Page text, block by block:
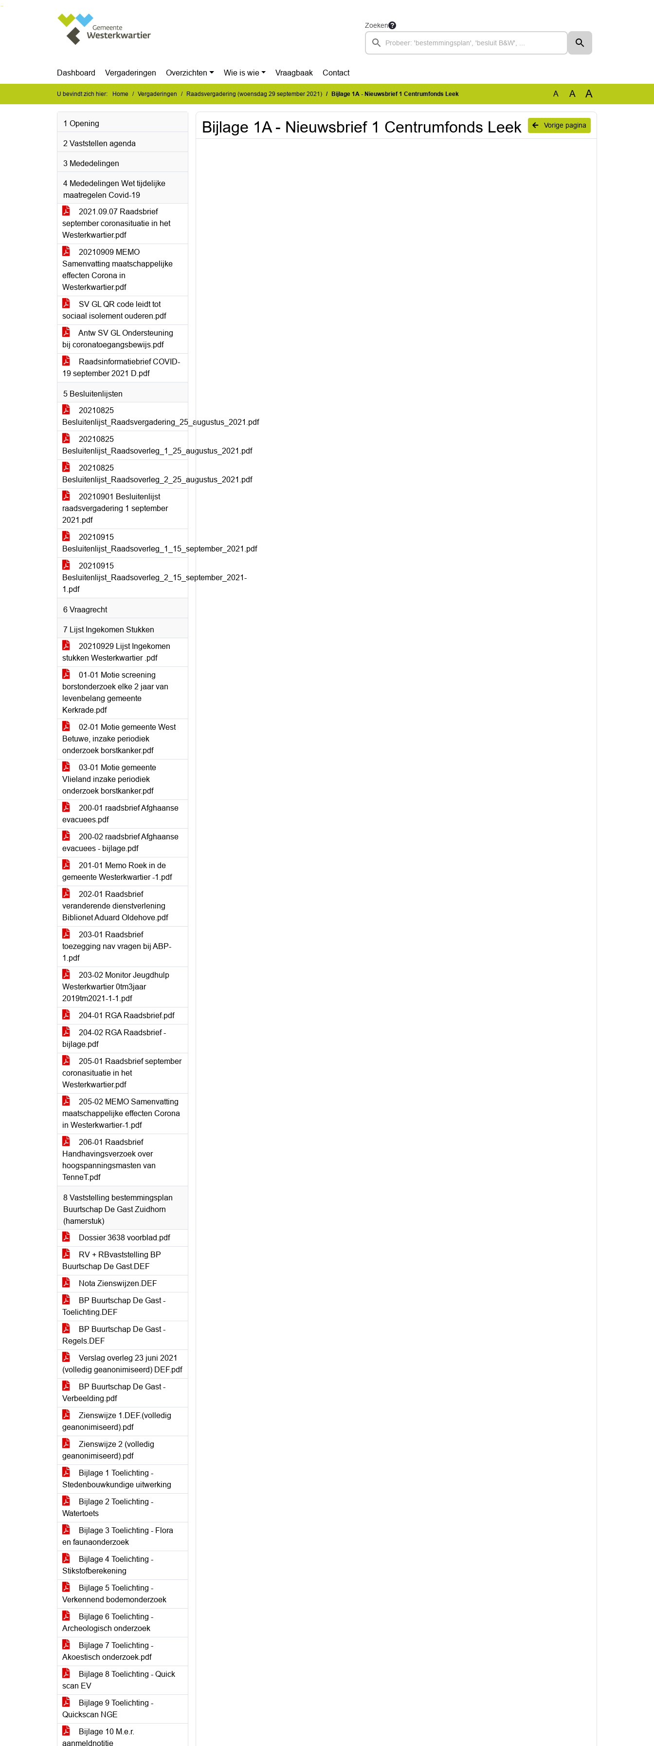
Zoeken
Dashboard Vergaderingen Overzichten Wie is wie Vraagbaak Contact
U bevindt zich hier: Home Vergaderingen Raadsvergadering (woensdag 29 september 2021) Bijlage 1A - Nieuwsbrief 1 Centrumfonds Leek A A A
1 Opening
2 Vaststellen agenda
3 Mededelingen
4 Mededelingen Wet tijdelijke
maatregelen Covid-19
2021.09.07 Raadsbrief
september coronasituatie in het
Westerkwartier.pdf
20210909 MEMO
Samenvatting maatschappelijke
effecten Corona in
Westerkwartier.pdf
SV GL QR code leidt tot
sociaal isolement ouderen.pdf
Antw SV GL Ondersteuning
bij coronatoegangsbewijs.pdf
Raadsinformatiebrief COVID-
19 september 2021 D.pdf
5 Besluitenlijsten
20210825
Besluitenlijst_Raadsvergadering_25_augustus_2021.pdf
20210825
Besluitenlijst_Raadsoverleg_1_25_augustus_2021.pdf
20210825
Besluitenlijst_Raadsoverleg_2_25_augustus_2021.pdf
20210901 Besluitenlijst
raadsvergadering 1 september
2021.pdf
20210915
Besluitenlijst_Raadsoverleg_1_15_september_2021.pdf
20210915
Besluitenlijst_Raadsoverleg_2_15_september_2021-
1.pdf
6 Vraagrecht
7 Lijst Ingekomen Stukken
20210929 Lijst Ingekomen
stukken Westerkwartier .pdf
01-01 Motie screening
borstonderzoek elke 2 jaar van
levenbelang gemeente
Kerkrade.pdf
02-01 Motie gemeente West
Betuwe, inzake periodiek
onderzoek borstkanker.pdf
03-01 Motie gemeente
Vlieland inzake periodiek
onderzoek borstkanker.pdf
200-01 raadsbrief Afghaanse
evacuees.pdf
200-02 raadsbrief Afghaanse
evacuees - bijlage.pdf
201-01 Memo Roek in de
gemeente Westerkwartier -1.pdf
202-01 Raadsbrief
veranderende dienstverlening
Biblionet Aduard Oldehove.pdf
203-01 Raadsbrief
toezegging nav vragen bij ABP-
1.pdf
203-02 Monitor Jeugdhulp
Westerkwartier 0tm3jaar
2019tm2021-1-1.pdf
204-01 RGA Raadsbrief.pdf
204-02 RGA Raadsbrief -
bijlage.pdf
205-01 Raadsbrief september
coronasituatie in het
Westerkwartier.pdf
205-02 MEMO Samenvatting
maatschappelijke effecten Corona
in Westerkwartier-1.pdf
206-01 Raadsbrief
Handhavingsverzoek over
hoogspanningsmasten van
TenneT.pdf
8 Vaststelling bestemmingsplan
Buurtschap De Gast Zuidhorn
(hamerstuk)
Dossier 3638 voorblad.pdf
RV + RBvaststelling BP
Buurtschap De Gast.DEF
Nota Zienswijzen.DEF
BP Buurtschap De Gast -
Toelichting.DEF
BP Buurtschap De Gast -
Regels.DEF
Verslag overleg 23 juni 2021
(volledig geanonimiseerd) DEF.pdf
BP Buurtschap De Gast -
Verbeelding.pdf
Zienswijze 1.DEF.(volledig
geanonimiseerd).pdf
Zienswijze 2 (volledig
geanonimiseerd).pdf
Bijlage 1 Toelichting -
Stedenbouwkundige uitwerking
Bijlage 2 Toelichting -
Watertoets
Bijlage 3 Toelichting - Flora
en faunaonderzoek
Bijlage 4 Toelichting -
Stikstofberekening
Bijlage 5 Toelichting -
Verkennend bodemonderzoek
Bijlage 6 Toelichting -
Archeologisch onderzoek
Bijlage 7 Toelichting -
Akoestisch onderzoek.pdf
Bijlage 8 Toelichting - Quick
scan EV
Bijlage 9 Toelichting -
Quickscan NGE
Bijlage 10 M.e.r.
aanmeldnotitie
Vorige pagina
Bijlage 1A - Nieuwsbrief 1 Centrumfonds Leek